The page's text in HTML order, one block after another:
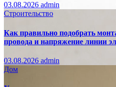
03.08.2026 admin
Строительство
Как правильно подобрать
провода и напряжение линии
03.08.2026 admin
Дом